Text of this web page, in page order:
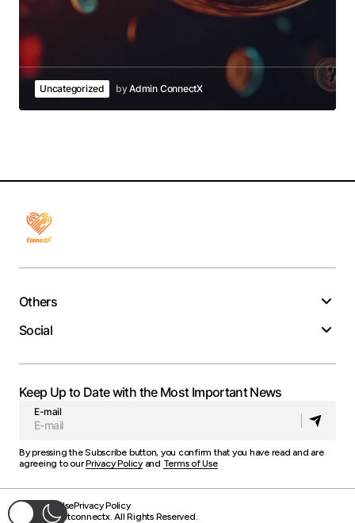
Uncategorized byAdmin ConnectX
Others
Social
Keep Up to Date with the Most Important News
E-mail
By pressing the Subscribe button, you confirm that you have read and are
agreeing to ourPrivacy Policyand Terms of Use
Terms of UsePrivacy Policy
© 2025 Getconnectx. All Rights Reserved.